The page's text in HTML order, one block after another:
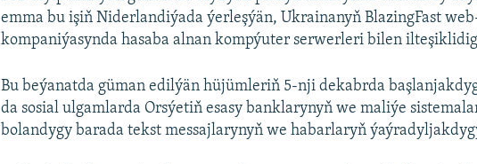
emma bu işiň Niderlandiýada ýerleşýän, Ukrainanyň BlazingFast
kompaniýasynda hasaba alnan kompýuter serwerleri bilen
Bu beýanatda güman edilýän hüjümleriň 5-nji dekabrda
da sosial ulgamlarda Orsýetiň esasy banklarynyň we maliýe
bolandygy barada tekst messajlarynyň we habarlaryň